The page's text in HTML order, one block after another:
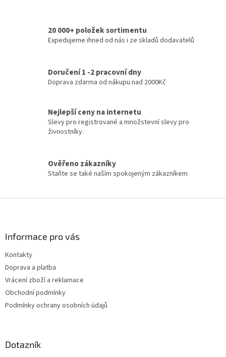
20 000+ položek sortimentu
Expedujeme ihned od nás i ze skladů dodavatelů
Doručení 1 -2 pracovní dny
Doprava zdarma od nákupu nad 2000Kč
Nejlepší ceny na internetu
Slevy pro registrované a množstevní slevy pro
živnostníky.
Ověřeno zákazníky
Staňte se také naším spokojeným zákazníkem
Informace pro vás
Kontakty
Doprava a platba
Vrácení zboží a reklamace
Obchodní podmínky
Podmínky ochrany osobních údajů
Dotazník